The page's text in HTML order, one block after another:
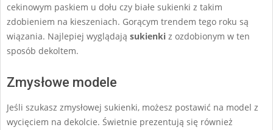
cekinowym paskiem u dołu czy białe sukienki z takim
zdobieniem na kieszeniach. Gorącym trendem tego roku są
wiązania. Najlepiej wyglądają sukienki z ozdobionym w ten
sposób dekoltem.
Zmysłowe modele
Jeśli szukasz zmysłowej sukienki, możesz postawić na model z
wycięciem na dekolcie. Świetnie prezentują się również